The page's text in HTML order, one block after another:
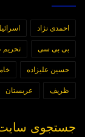
احمدی نژاد
بی بی سی
حسین علیزاده
ظریف عربستان
جستجوی